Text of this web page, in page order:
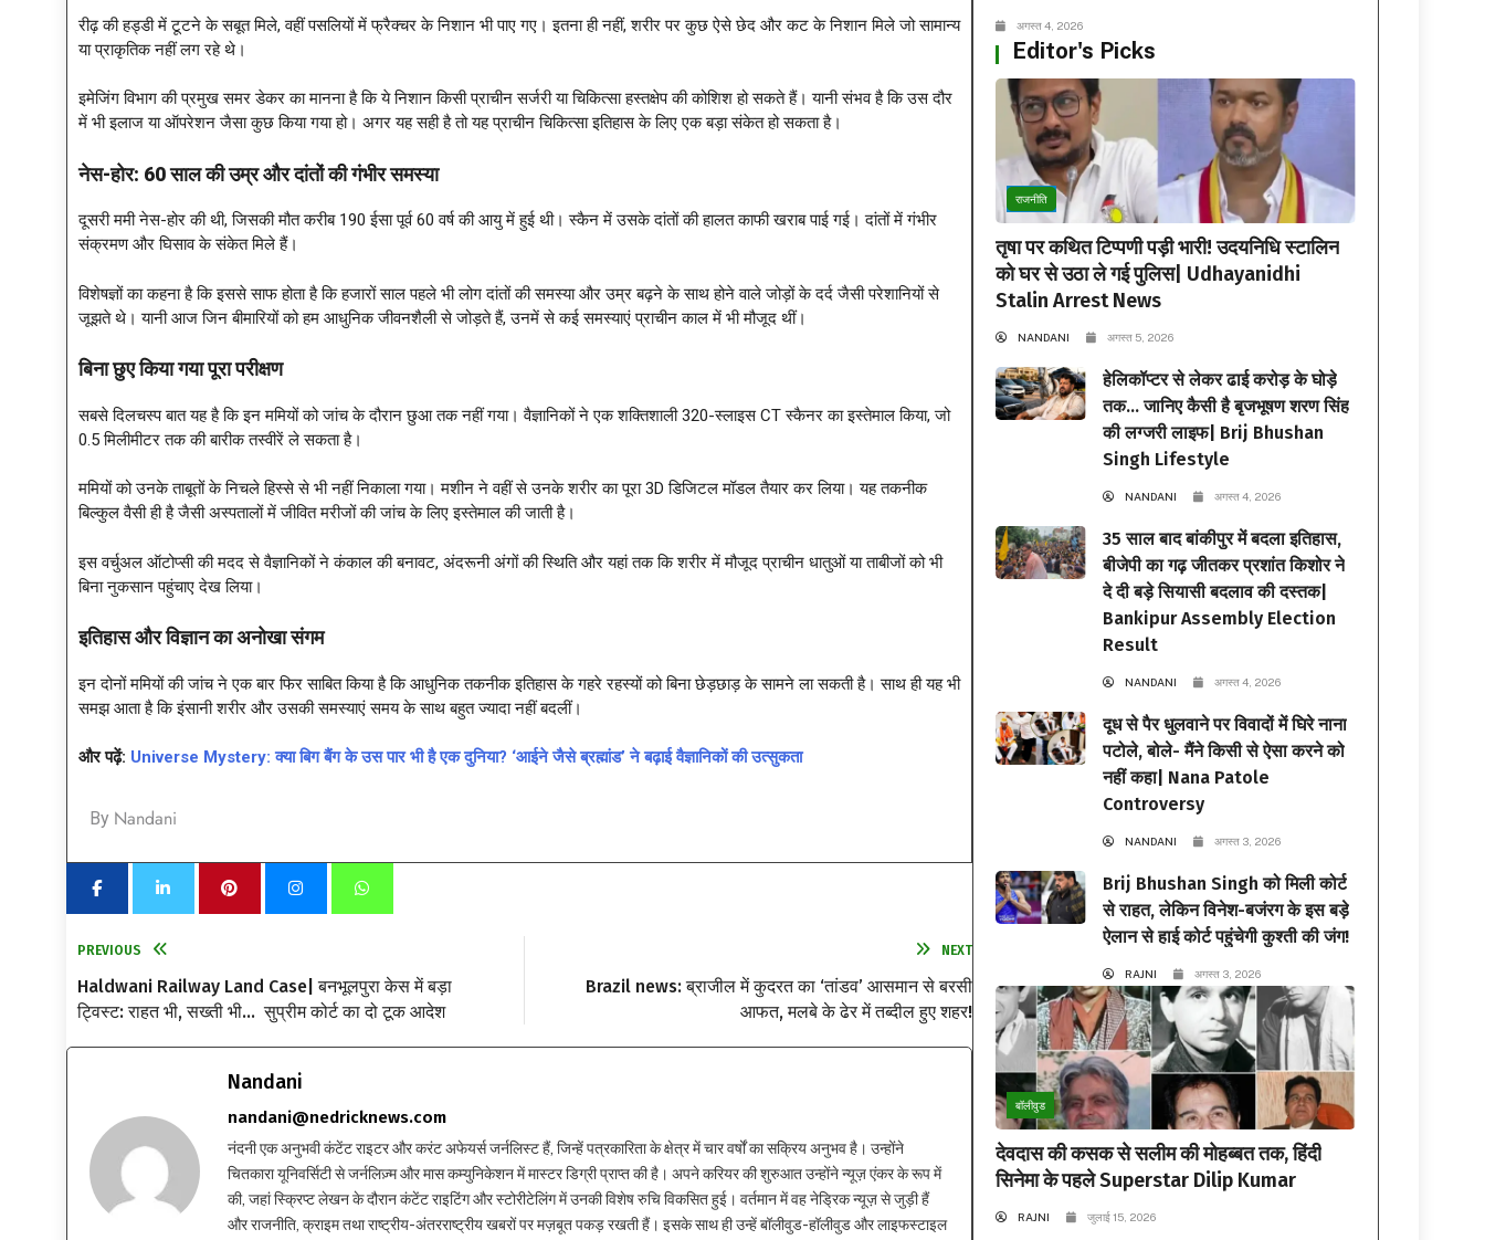
रीढ़ की हड्डी में टूटने के सबूत मिले, वहीं पसलियों में फ्रैक्चर के निशान भी पाए गए। इतना ही नहीं, शरीर पर कुछ ऐसे छेद और कट के निशान मिले जो सामान्य
या प्राकृतिक नहीं लग रहे थे।
इमेजिंग विभाग की प्रमुख समर डेकर का मानना है कि ये निशान किसी प्राचीन सर्जरी या चिकित्सा हस्तक्षेप की कोशिश हो सकते हैं। यानी संभव है कि उस दौर
में भी इलाज या ऑपरेशन जैसा कुछ किया गया हो। अगर यह सही है तो यह प्राचीन चिकित्सा इतिहास के लिए एक बड़ा संकेत हो सकता है।
नेस-होर: 60 साल की उम्र और दांतों की गंभीर समस्या
दूसरी ममी नेस-होर की थी, जिसकी मौत करीब 190 ईसा पूर्व 60 वर्ष की आयु में हुई थी। स्कैन में उसके दांतों की हालत काफी खराब पाई गई। दांतों में गंभीर
संक्रमण और घिसाव के संकेत मिले हैं।
विशेषज्ञों का कहना है कि इससे साफ होता है कि हजारों साल पहले भी लोग दांतों की समस्या और उम्र बढ़ने के साथ होने वाले जोड़ों के दर्द जैसी परेशानियों से
जूझते थे। यानी आज जिन बीमारियों को हम आधुनिक जीवनशैली से जोड़ते हैं, उनमें से कई समस्याएं प्राचीन काल में भी मौजूद थीं।
बिना छुए किया गया पूरा परीक्षण
सबसे दिलचस्प बात यह है कि इन ममियों को जांच के दौरान छुआ तक नहीं गया। वैज्ञानिकों ने एक शक्तिशाली 320-स्लाइस CT स्कैनर का इस्तेमाल किया, जो
0.5 मिलीमीटर तक की बारीक तस्वीरें ले सकता है।
ममियों को उनके ताबूतों के निचले हिस्से से भी नहीं निकाला गया। मशीन ने वहीं से उनके शरीर का पूरा 3D डिजिटल मॉडल तैयार कर लिया। यह तकनीक
बिल्कुल वैसी ही है जैसी अस्पतालों में जीवित मरीजों की जांच के लिए इस्तेमाल की जाती है।
इस वर्चुअल ऑटोप्सी की मदद से वैज्ञानिकों ने कंकाल की बनावट, अंदरूनी अंगों की स्थिति और यहां तक कि शरीर में मौजूद प्राचीन धातुओं या ताबीजों को भी
बिना नुकसान पहुंचाए देख लिया।
इतिहास और विज्ञान का अनोखा संगम
इन दोनों ममियों की जांच ने एक बार फिर साबित किया है कि आधुनिक तकनीक इतिहास के गहरे रहस्यों को बिना छेड़छाड़ के सामने ला सकती है। साथ ही यह भी
समझ आता है कि इंसानी शरीर और उसकी समस्याएं समय के साथ बहुत ज्यादा नहीं बदलीं।
और पढ़ें: Universe Mystery: क्या बिग बैंग के उस पार भी है एक दुनिया? ‘आईने जैसे ब्रह्मांड’ ने बढ़ाई वैज्ञानिकों की उत्सुकता
By Nandani
PREVIOUS
Haldwani Railway Land Case| बनभूलपुरा केस में बड़ा
ट्विस्ट: राहत भी, सख्ती भी… सुप्रीम कोर्ट का दो टूक आदेश
NEXT
Brazil news: ब्राजील में कुदरत का ‘तांडव’ आसमान से बरसी
आफत, मलबे के ढेर में तब्दील हुए शहर!
Nandani
nandani@nedricknews.com
नंदनी एक अनुभवी कंटेंट राइटर और करंट अफेयर्स जर्नलिस्ट हैं, जिन्हें पत्रकारिता के क्षेत्र में चार वर्षों का सक्रिय अनुभव है। उन्होंने
चितकारा यूनिवर्सिटी से जर्नलिज़्म और मास कम्युनिकेशन में मास्टर डिग्री प्राप्त की है। अपने करियर की शुरुआत उन्होंने न्यूज़ एंकर के रूप में
की, जहां स्क्रिप्ट लेखन के दौरान कंटेंट राइटिंग और स्टोरीटेलिंग में उनकी विशेष रुचि विकसित हुई। वर्तमान में वह नेड्रिक न्यूज़ से जुड़ी हैं
और राजनीति, क्राइम तथा राष्ट्रीय-अंतरराष्ट्रीय खबरों पर मज़बूत पकड़ रखती हैं। इसके साथ ही उन्हें बॉलीवुड-हॉलीवुड और लाइफस्टाइल
अगस्त 4, 2026
Editor's Picks
राजनीति
तृषा पर कथित टिप्पणी पड़ी भारी! उदयनिधि स्टालिन
को घर से उठा ले गई पुलिस| Udhayanidhi
Stalin Arrest News
NANDANI अगस्त 5, 2026
हेलिकॉप्टर से लेकर ढाई करोड़ के घोड़े
तक… जानिए कैसी है बृजभूषण शरण सिंह
की लग्जरी लाइफ| Brij Bhushan
Singh Lifestyle
NANDANI अगस्त 4, 2026
35 साल बाद बांकीपुर में बदला इतिहास,
बीजेपी का गढ़ जीतकर प्रशांत किशोर ने
दे दी बड़े सियासी बदलाव की दस्तक|
Bankipur Assembly Election
Result
NANDANI अगस्त 4, 2026
दूध से पैर धुलवाने पर विवादों में घिरे नाना
पटोले, बोले- मैंने किसी से ऐसा करने को
नहीं कहा| Nana Patole
Controversy
NANDANI अगस्त 3, 2026
Brij Bhushan Singh को मिली कोर्ट
से राहत, लेकिन विनेश-बजंरग के इस बड़े
ऐलान से हाई कोर्ट पहुंचेगी कुश्ती की जंग!
RAJNI अगस्त 3, 2026
बॉलीवुड
देवदास की कसक से सलीम की मोहब्बत तक, हिंदी
सिनेमा के पहले Superstar Dilip Kumar
RAJNI जुलाई 15, 2026